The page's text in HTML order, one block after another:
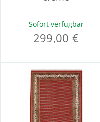
Sofort verfügbar
299,00 €